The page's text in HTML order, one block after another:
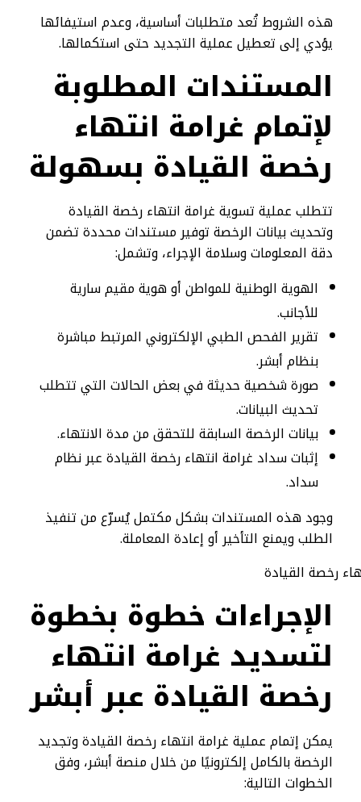
هذه الشروط تُعد متطلبات أساسية، وعدم استيفائها
يؤدي إلى تعطيل عملية التجديد حتى استكمالها.
المستندات المطلوبة
لإتمام غرامة انتهاء
رخصة القيادة بسهولة
تتطلب عملية تسوية غرامة انتهاء رخصة القيادة
وتحديث بيانات الرخصة توفير مستندات محددة تضمن
دقة المعلومات وسلامة الإجراء، وتشمل:
الهوية الوطنية للمواطن أو هوية مقيم سارية
للأجانب.
تقرير الفحص الطبي الإلكتروني المرتبط مباشرة
بنظام أبشر.
صورة شخصية حديثة في بعض الحالات التي تتطلب
تحديث البيانات.
بيانات الرخصة السابقة للتحقق من مدة الانتهاء.
إثبات سداد غرامة انتهاء رخصة القيادة عبر نظام
سداد.
وجود هذه المستندات بشكل مكتمل يُسرّع من تنفيذ
الطلب ويمنع التأخير أو إعادة المعاملة.
الإجراءات خطوة بخطوة
لتسديد غرامة انتهاء
رخصة القيادة عبر أبشر
يمكن إتمام عملية غرامة انتهاء رخصة القيادة وتجديد
الرخصة بالكامل إلكترونيًا من خلال منصة أبشر، وفق
الخطوات التالية: